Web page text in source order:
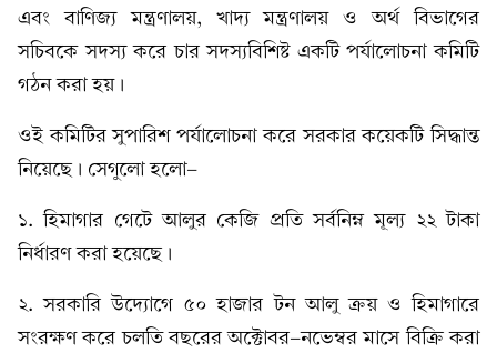
এবং বাণিজ্য মন্ত্রণালয়, খাদ্য মন্ত্রণালয় ও অর্থ বিভাগের
সচিবকে সদস্য করে চার সদস্যবিশিষ্ট একটি পর্যালোচনা কমিটি
গঠন করা হয়।
ওই কমিটির সুপারিশ পর্যালোচনা করে সরকার কয়েকটি সিদ্ধান্ত
নিয়েছে। সেগুলো হলো-
১. হিমাগার গেটে আলুর কেজি প্রতি সর্বনিম্ন মূল্য ২২ টাকা
নির্ধারণ করা হয়েছে।
২. সরকারি উদ্যোগে ৫০ হাজার টন আলু ক্রয় ও হিমাগারে
সংরক্ষণ করে চলতি বছরের অক্টোবর-নভেম্বর মাসে বিক্রি করা